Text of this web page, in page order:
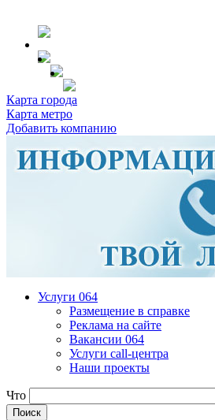
Карта города
Карта метро
Добавить компанию
Услуги 064
Размещение в справке
Реклама на сайте
Вакансии 064
Услуги call-центра
Наши проекты
Что